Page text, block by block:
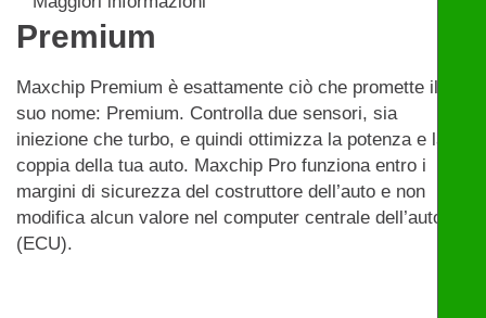
Premium
Maxchip Premium è esattamente ciò che promette il
suo nome: Premium. Controlla due sensori, sia
iniezione che turbo, e quindi ottimizza la potenza e la
coppia della tua auto. Maxchip Pro funziona entro i
margini di sicurezza del costruttore dell’auto e non
modifica alcun valore nel computer centrale dell’auto
(ECU).